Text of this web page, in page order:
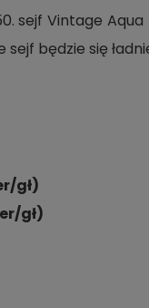
sejf Vintage Aqua
będzie się
gł)
gł)